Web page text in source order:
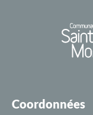
Coordonnées